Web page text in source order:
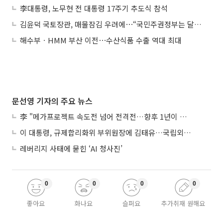
李대통령, 노무현 전 대통령 17주기 추도식 참석
김윤덕 국토장관, 매물잠김 우려에⋯“국민주권정부는 달라”
해수부ㆍHMM 부산 이전⋯수산식품 수출 역대 최대
문선영 기자의 주요 뉴스
李 "메가프로젝트 속도전 넘어 전격전…향후 1년이 골든타임"
이 대통령, 규제합리화위 부위원장에 김태유…국립외교원장 김흥규
레버리지 사태에 묻힌 ‘AI 청사진’
좋아요
0
화나요
0
슬퍼요
0
추가취재 원해요
0